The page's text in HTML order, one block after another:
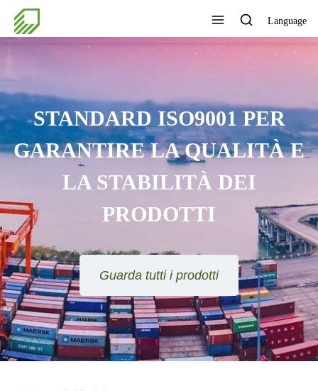
Language
STANDARD ISO9001 PER
GARANTIRE LA QUALITÀ E
LA STABILITÀ DEI
PRODOTTI
Guarda tutti i prodotti